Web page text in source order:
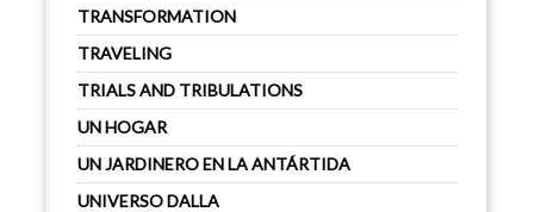
TRANSFORMATION
TRAVELING
TRIALS AND TRIBULATIONS
UN HOGAR
UN JARDINERO EN LA ANTÁRTIDA
UNIVERSO DALLA